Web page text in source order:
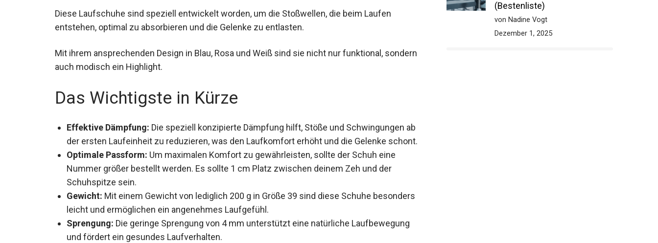
Diese Laufschuhe sind speziell entwickelt worden, um die Stoßwellen, die beim Laufen
entstehen, optimal zu absorbieren und die Gelenke zu entlasten.
Mit ihrem ansprechenden Design in Blau, Rosa und Weiß sind sie nicht nur funktional,
sondern auch modisch ein Highlight.
Das Wichtigste in Kürze
Effektive Dämpfung: Die speziell konzipierte Dämpfung hilft, Stöße und Schwingungen
ab der ersten Laufeinheit zu reduzieren, was den Laufkomfort erhöht und die Gelenke
schont.
Optimale Passform:Um maximalen Komfort zu gewährleisten, sollte der Schuh eine
Nummer größer bestellt werden. Es sollte 1 cm Platz zwischen deinem Zeh und der
Schuhspitze sein.
Gewicht:Mit einem Gewicht von lediglich 200 g in Größe 39 sind diese Schuhe
besonders leicht und ermöglichen ein angenehmes Laufgefühl.
Sprengung:Die geringe Sprengung von 4 mm unterstützt eine natürliche Laufbewegung
(Bestenliste)
von Nadine Vogt
Dezember 1, 2025